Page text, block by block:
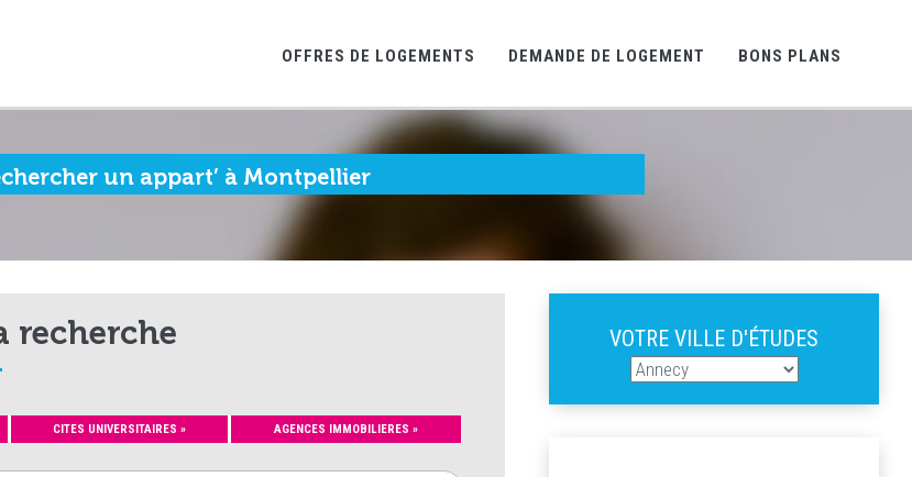
OFFRES DE LOGEMENTS DEMANDE DE LOGEMENT BONS PLANS
un appart’ à Montpellier
VOTRE VILLE D'ÉTUDES
recherche
CITES UNIVERSITAIRES » AGENCES IMMOBILIERES »